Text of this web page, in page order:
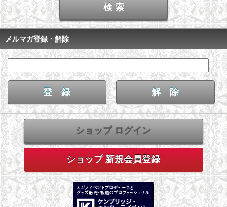
メルマガ登録・解除
ショップ ログイン
ショップ 新規会員登録